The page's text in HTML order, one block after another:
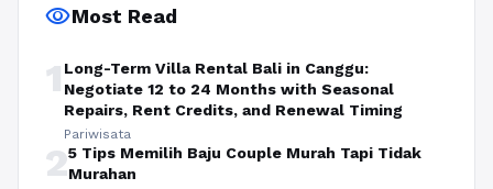
visibilityMost Read
1 Long-Term Villa Rental Bali in Canggu:
Negotiate 12 to 24 Months with Seasonal
Repairs, Rent Credits, and Renewal Timing
Pariwisata
25 Tips Memilih Baju Couple Murah Tapi Tidak
Murahan